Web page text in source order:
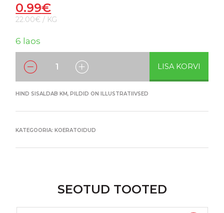
0.99€
22.00€ / KG
6 laos
LISA KORVI
HIND SISALDAB KM, PILDID ON ILLUSTRATIIVSED
KATEGOORIA:KOERATOIDUD
SEOTUD TOOTED